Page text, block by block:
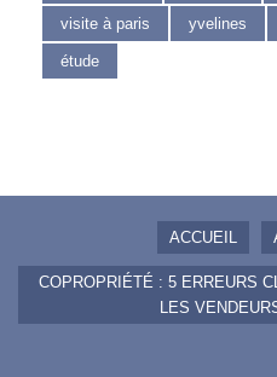
visite à paris yvelines
étude
ACCUEIL
COPROPRIÉTÉ : 5 ERREURS
LES